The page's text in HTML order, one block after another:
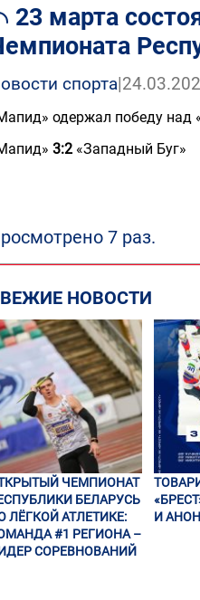
23 марта
спорта|
одержал победу над
3:2 «Западный Буг»
7 раз.
НОВОСТИ
ЧЕМПИОНАТ
БЕЛАРУСЬ
ЛЁГКОЙ АТЛЕТИКЕ:
#1 РЕГИОНА –
СОРЕВНОВАНИЙ
И